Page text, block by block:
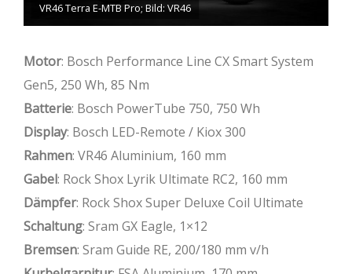
VR46 Terra E-MTB Pro; Bild: VR46
Motor: Bosch Performance Line CX Smart System
Gen5, 250 Wh, 85 Nm
Batterie: Bosch PowerTube 750, 750 Wh
Display: Bosch LED-Remote / Kiox 300
Rahmen: VR46 Aluminium, 160 mm
Gabel: Rock Shox Lyrik Ultimate RC2, 160 mm
Dämpfer: Rock Shox Super Deluxe Coil Ultimate
Schaltung: Sram GX Eagle, 1×12
Bremsen: Sram Guide RE, 200/180 mm v/h